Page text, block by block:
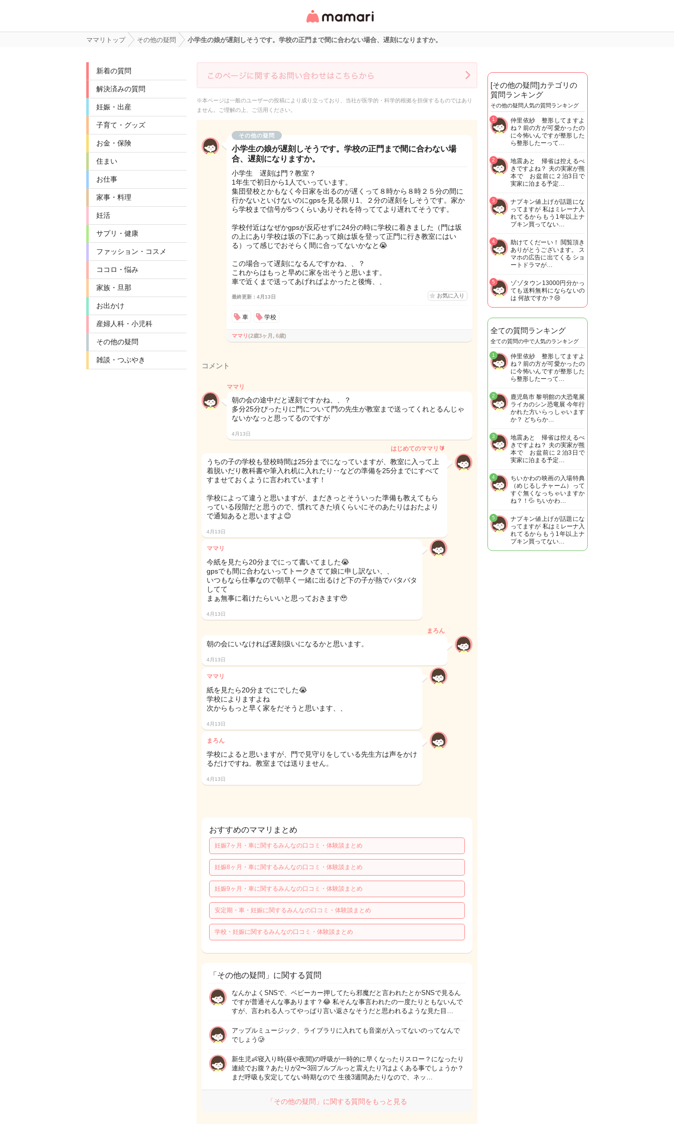
リ・情報サイト
ママリトップ その他の疑問 小学生の娘が遅刻しそうです。学校の正門まで間に合わない場合、遅刻になりますか。
新着の質問
解決済みの質問
妊娠・出産
子育て・グッズ
お金・保険
住まい
お仕事
家事・料理
妊活
サプリ・健康
ファッション・コスメ
ココロ・悩み
家族・旦那
お出かけ
産婦人科・小児科
その他の疑問
雑談・つぶやき
※本ページは一般のユーザーの投稿により成り立っており、当社が医学的・科学的根拠を担保するものではあり
ません。ご理解の上、ご活用ください。
その他の疑問
小学生の娘が遅刻しそうです。学校の正門まで間に合わない場
合、遅刻になりますか。
小学生 遅刻は門？教室？
1年生で初日から1人でいっています。
集団登校とかもなく今日家を出るのが遅くって８時から８時２５分の間に
行かないといけないのにgpsを見る限り1、２分の遅刻をしそうです。家か
ら学校まで信号が5つくらいありそれを待っててより遅れてそうです。
学校付近はなぜかgpsが反応せずに24分の時に学校に着きました（門は坂
の上にあり学校は坂の下にあって娘は坂を登って正門に行き教室にはい
る）って感じでおそらく間に合ってないかなと😭
この場合って遅刻になるんですかね、、？
これからはもっと早めに家を出そうと思います。
車で近くまで送ってあげればよかったと後悔、、
最終更新：4月13日 お気に入り
車 学校
ママリ(2歳3ヶ月, 6歳)
コメント
ママリ
朝の会の途中だと遅刻ですかね、、？
多分25分ぴったりに門について門の先生が教室まで送ってくれとるんじゃ
ないかなっと思ってるのですが
4月13日
はじめてのママリ🔰
うちの子の学校も登校時間は25分までになっていますが、教室に入って上
着脱いだり教科書や筆入れ机に入れたり‥などの準備を25分までにすべて
すませておくように言われています！
学校によって違うと思いますが、まだきっとそういった準備も教えてもら
っている段階だと思うので、慣れてきた頃くらいにそのあたりはおたより
で通知あると思いますよ😊
4月13日
ママリ
今紙を見たら20分までにって書いてました😭
gpsでも間に合わないってトークきてて娘に申し訳ない、、
いつもなら仕事なので朝早く一緒に出るけど下の子が熱でバタバタ
してて
まぁ無事に着けたらいいと思っておきます🥹
4月13日
まろん
朝の会にいなければ遅刻扱いになるかと思います。
4月13日
ママリ
紙を見たら20分までにでした😭
学校によりますよね
次からもっと早く家をだそうと思います、、
4月13日
まろん
学校によると思いますが、門で見守りをしている先生方は声をかけ
るだけですね。教室までは送りません。
4月13日
おすすめのママリまとめ
妊娠7ヶ月・車に関するみんなの口コミ・体験談まとめ
妊娠8ヶ月・車に関するみんなの口コミ・体験談まとめ
妊娠9ヶ月・車に関するみんなの口コミ・体験談まとめ
安定期・車・妊娠に関するみんなの口コミ・体験談まとめ
学校・妊娠に関するみんなの口コミ・体験談まとめ
「その他の疑問」に関する質問
なんかよくSNSで、ベビーカー押してたら邪魔だと言われたとかSNSで見るん
ですが普通そんな事あります？😂 私そんな事言われたの一度たりともないんで
すが、言われる人ってやっぱり言い返さなそうだと思われるような見た目…
アップルミュージック、ライブラリに入れても音楽が入ってないのってなんで
でしょう🥲
新生児👶寝入り時(昼や夜間)の呼吸が一時的に早くなったりスロー？になったり
連続でお腹？あたりが2〜3回ブルブルっと震えたり?はよくある事でしょうか？
まだ呼吸も安定してない時期なので 生後3週間あたりなので、ネッ…
「その他の疑問」に関する質問をもっと見る
[その他の疑問]カテゴリの
質問ランキング
その他の疑問人気の質問ランキング
仲里依紗 整形してますよ
ね？前の方が可愛かったの
に今怖いんですが整形した
ら整形したーって…
1
地震あと 帰省は控えるべ
きですよね？ 夫の実家が熊
本で お盆前に２泊3日で
実家に泊まる予定…
2
ナプキン値上げが話題にな
ってますが 私はミレーナ入
れてるからもう1年以上ナ
プキン買ってない…
3
助けてくだーい！ 閲覧頂き
ありがとうございます。 ス
マホの広告に出てくる ショ
ートドラマが…
4
ゾゾタウン13000円分かっ
ても送料無料にならないの
は 何故ですか？😢
5
全ての質問ランキング
全ての質問の中で人気のランキング
仲里依紗 整形してますよ
ね？前の方が可愛かったの
に今怖いんですが整形した
ら整形したーって…
1
鹿児島市 黎明館の大恐竜展
ライカのシン恐竜展 今年行
かれた方いらっしゃいます
か？ どちらか…
2
地震あと 帰省は控えるべ
きですよね？ 夫の実家が熊
本で お盆前に２泊3日で
実家に泊まる予定…
3
ちいかわの映画の入場特典
（めじるしチャーム）って
すぐ無くなっちゃいますか
ね？！💦 ちいかわ…
4
ナプキン値上げが話題にな
ってますが 私はミレーナ入
れてるからもう1年以上ナ
プキン買ってない…
5